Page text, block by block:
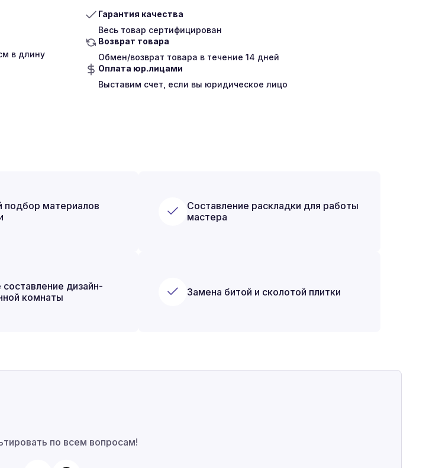
Гарантия качества
Весь товар сертифицирован
Возврат товара
Обмен/возврат товара в течение 14 дней
Оплата юр.лицами
Выставим счет, если вы юридическое лицо
в длину
подбор материалов
Составление раскладки для работы
мастера
составление дизайн-
комнаты
Замена битой и сколотой плитки
по всем вопросам!